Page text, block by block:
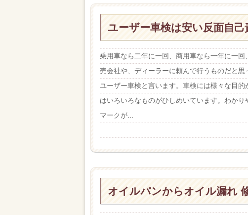
ユーザー車検は安い反面自己
乗用車なら二年に一回、商用車なら一年に一
売会社や、ディーラーに頼んで行うものだと
ユーザー車検と言います。車検には様々な目
はいろいろなものがひしめいています。わか
マークが...
オイルパンからオイル漏れ